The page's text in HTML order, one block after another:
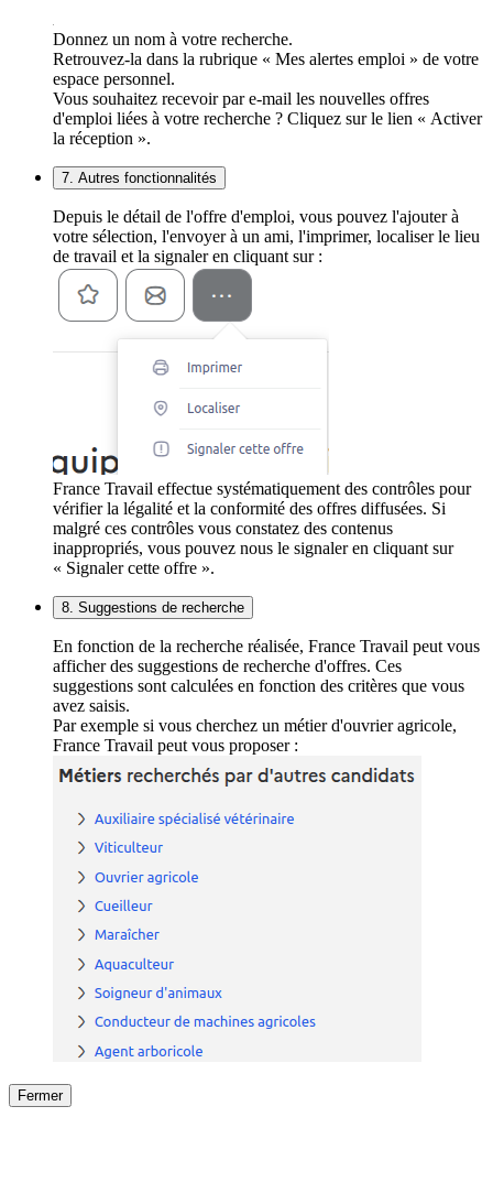
Donnez un nom à votre recherche.
Retrouvez-la dans la rubrique « Mes alertes emploi » de votre
espace personnel.
Vous souhaitez recevoir par e-mail les nouvelles offres
d'emploi liées à votre recherche ? Cliquez sur le lien « Activer
la réception ».
7. Autres fonctionnalités
Depuis le détail de l'offre d'emploi, vous pouvez l'ajouter à
votre sélection, l'envoyer à un ami, l'imprimer, localiser le lieu
de travail et la signaler en cliquant sur :
France Travail effectue systématiquement des contrôles pour
vérifier la légalité et la conformité des offres diffusées. Si
malgré ces contrôles vous constatez des contenus
inappropriés, vous pouvez nous le signaler en cliquant sur
« Signaler cette offre ».
8. Suggestions de recherche
En fonction de la recherche réalisée, France Travail peut vous
afficher des suggestions de recherche d'offres. Ces
suggestions sont calculées en fonction des critères que vous
avez saisis.
Par exemple si vous cherchez un métier d'ouvrier agricole,
France Travail peut vous proposer :
Fermer